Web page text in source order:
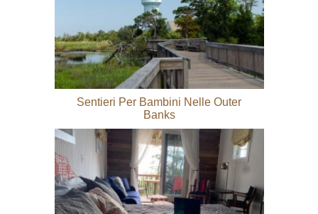
Sentieri Per Bambini Nelle Outer
Banks